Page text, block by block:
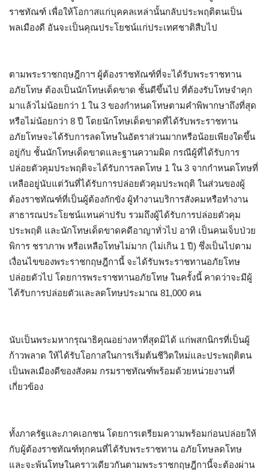
ราชทัณฑ์ เพื่อให้โอกาสแก่บุคคลเหล่านั้นกลับประพฤติตนเป็น
พลเมืองดี อันจะเป็นคุณประโยชน์แก่ประเทศชาติสืบไป
ตามพระราชกฤษฎีกาฯ ผู้ต้องราชทัณฑ์ที่จะได้รับพระราชทาน
อภัยโทษ ต้องเป็นนักโทษเด็ดขาด ชั้นดีขึ้นไป ที่ต้องรับโทษจำคุก
มาแล้วไม่น้อยกว่า 1 ใน 3 ของกำหนดโทษตามคำพิพากษาถึงที่สุด
หรือไม่น้อยกว่า 8 ปี โดยนักโทษเด็ดขาดที่ได้รับพระราชทาน
อภัยโทษจะได้รับการลดโทษในอัตราส่วนมากหรือน้อยเพียงใดขึ้น
อยู่กับ ชั้นนักโทษเด็ดขาดและฐานความผิด กรณีผู้ที่ได้รับการ
ปล่อยตัวคุมประพฤติจะได้รับการลดโทษ 1 ใน 3 จากกำหนดโทษที่
เหลืออยู่นับแต่วันที่ได้รับการปล่อยตัวคุมประพฤติ ในส่วนของผู้
ต้องราชทัณฑ์ที่เป็นผู้ต้องกักขัง ผู้ทำงานบริการสังคมหรือทำงาน
สาธารณประโยชน์แทนค่าปรับ รวมถึงผู้ได้รับการปล่อยตัวคุม
ประพฤติ และนักโทษเด็ดขาดคดีอาญาทั่วไป อาทิ เป็นคนเจ็บป่วย
พิการ ชราภาพ หรือเหลือโทษไม่มาก (ไม่เกิน 1 ปี) ซึ่งเป็นไปตาม
เงื่อนไขของพระราชกฤษฎีกานี้ จะได้รับพระราชทานอภัยโทษ
ปล่อยตัวไป โดยการพระราชทานอภัยโทษ ในครั้งนี้ คาดว่าจะมีผู้
ได้รับการปล่อยตัวและลดโทษประมาณ 81,000 คน
นับเป็นพระมหากรุณาธิคุณอย่างหาที่สุดมิได้ แก่พสกนิกรที่เป็นผู้
ก้าวพลาด ให้ได้รับโอกาสในการเริ่มต้นชีวิตใหม่และประพฤติตน
เป็นพลเมืองดีของสังคม กรมราชทัณฑ์พร้อมด้วยหน่วยงานที่
เกี่ยวข้อง
ทั้งภาครัฐและภาคเอกชน โดยการเตรียมความพร้อมก่อนปล่อยให้
กับผู้ต้องราชทัณฑ์ทุกคนที่ได้รับพระราชทาน อภัยโทษลดโทษ
และจะพ้นโทษในคราวเดียวกันตามพระราชกฤษฎีกานี้จะต้องผ่าน